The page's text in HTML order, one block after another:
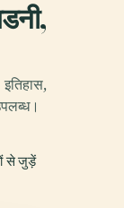
से जुड़ें